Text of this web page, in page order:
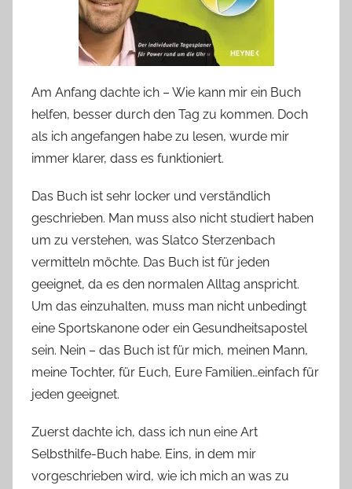
Am Anfang dachte ich – Wie kann mir ein Buch
helfen, besser durch den Tag zu kommen. Doch
als ich angefangen habe zu lesen, wurde mir
immer klarer, dass es funktioniert.
Das Buch ist sehr locker und verständlich
geschrieben. Man muss also nicht studiert haben
um zu verstehen, was Slatco Sterzenbach
vermitteln möchte. Das Buch ist für jeden
geeignet, da es den normalen Alltag anspricht.
Um das einzuhalten, muss man nicht unbedingt
eine Sportskanone oder ein Gesundheitsapostel
sein. Nein – das Buch ist für mich, meinen Mann,
meine Tochter, für Euch, Eure Familien…einfach für
jeden geeignet.
Zuerst dachte ich, dass ich nun eine Art
Selbsthilfe-Buch habe. Eins, in dem mir
vorgeschrieben wird, wie ich mich an was zu